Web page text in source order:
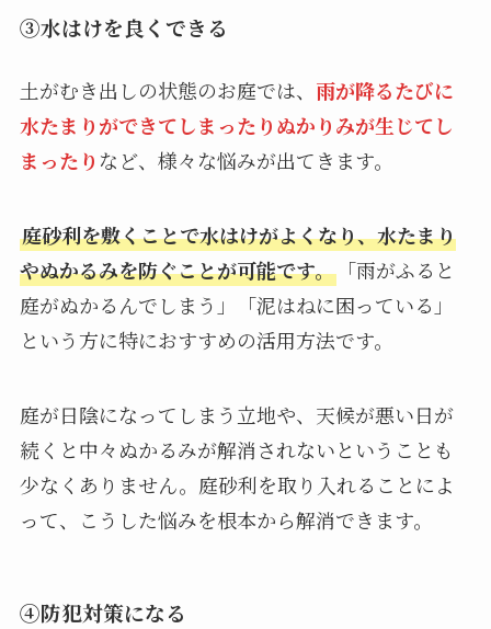
③水はけを良くできる
土がむき出しの状態のお庭では、 雨が降るたびに
水たまりができてしまったりぬかりみが生じてし
まったり など、様々な悩みが出てきます。
庭砂利を敷くことで水はけがよくなり、水たまり
やぬかるみを防ぐことが可能です。「雨がふると
庭がぬかるんでしまう」「泥はねに困っている」
という方に特におすすめの活用方法です。
庭が日陰になってしまう立地や、天候が悪い日が
続くと中々ぬかるみが解消されないということも
少なくありません。庭砂利を取り入れることによ
って、こうした悩みを根本から解消できます。
④防犯対策になる